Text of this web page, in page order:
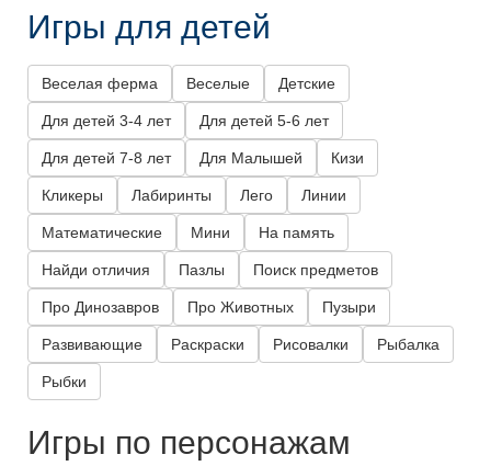
Игры для детей
Веселая ферма Веселые Детские
Для детей 3-4 лет Для детей 5-6 лет
Для детей 7-8 лет Для Малышей Кизи
Кликеры Лабиринты Лего Линии
Математические Мини На память
Найди отличия Пазлы Поиск предметов
Про Динозавров Про Животных Пузыри
Развивающие Раскраски Рисовалки Рыбалка
Рыбки
Игры по персонажам